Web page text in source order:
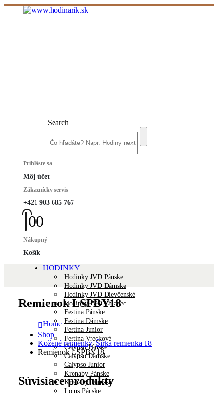
Search
Prihláste sa
Môj účet
Zákaznícky servis
+421 903 685 767
00
Nákupný
Košík
HODINKY
Hodinky JVD Pánske
Hodinky JVD Dámske
Hodinky JVD Dievčenské
Hodinky JVD Chlapec
Festina Pánske
Festina Dámske
Festina Junior
Festina Vreckové
Calypso Pánske
Calypso Dámske
Calypso Junior
Kronaby Pánske
Kronaby Dámske
Lotus Pánske
Remienok LSPBY18
Home
Shop
Kožené remienky,Šírka remienka 18
Remienok LSPBY18
Súvisiace produkty